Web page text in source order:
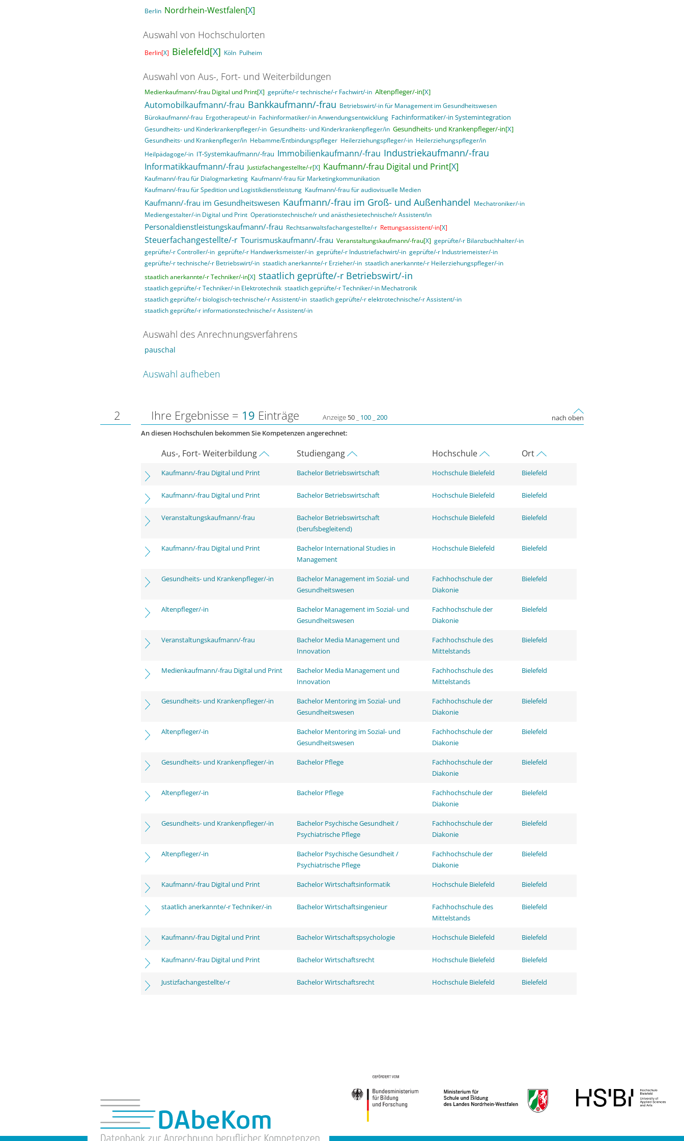
Berlin Nordrhein-Westfalen[X]
Auswahl von Hochschulorten
Berlin[X] Bielefeld[X] Köln Pulheim
Auswahl von Aus-, Fort- und Weiterbildungen
Medienkaufmann/-frau Digital und Print[X] geprüfte/-r technische/-r Fachwirt/-in Altenpfleger/-in[X]
Automobilkaufmann/-frau Bankkaufmann/-frau Betriebswirt/-in für Management im Gesundheitswesen
Bürokaufmann/-frau Ergotherapeut/-in Fachinformatiker/-in Anwendungsentwicklung Fachinformatiker/-in Systemintegration
Gesundheits- und Kinderkrankenpfleger/-in Gesundheits- und Kinderkrankenpfleger/in Gesundheits- und Krankenpfleger/-in[X]
Gesundheits- und Krankenpfleger/in Hebamme/Entbindungspfleger Heilerziehungspfleger/-in Heilerziehungspfleger/in
Heilpädagoge/-in IT-Systemkaufmann/-frau Immobilienkaufmann/-frau Industriekaufmann/-frau
Informatikkaufmann/-frau Justizfachangestellte/-r[X] Kaufmann/-frau Digital und Print[X]
Kaufmann/-frau für Dialogmarketing Kaufmann/-frau für Marketingkommunikation
Kaufmann/-frau für Spedition und Logistikdienstleistung Kaufmann/-frau für audiovisuelle Medien
Kaufmann/-frau im Gesundheitswesen Kaufmann/-frau im Groß- und Außenhandel Mechatroniker/-in
Mediengestalter/-in Digital und Print Operationstechnische/r und anästhesietechnische/r Assistent/in
Personaldienstleistungskaufmann/-frau Rechtsanwaltsfachangestellte/-r Rettungsassistent/-in[X]
Steuerfachangestellte/-r Tourismuskaufmann/-frau Veranstaltungskaufmann/-frau[X] geprüfte/-r Bilanzbuchhalter/-in
geprüfte/-r Controller/-in geprüfte/-r Handwerksmeister/-in geprüfte/-r Industriefachwirt/-in geprüfte/-r Industriemeister/-in
geprüfte/-r technische/-r Betriebswirt/-in staatlich anerkannte/-r Erzieher/-in staatlich anerkannte/-r Heilerziehungspfleger/-in
staatlich anerkannte/-r Techniker/-in[X] staatlich geprüfte/-r Betriebswirt/-in
staatlich geprüfte/-r Techniker/-in Elektrotechnik staatlich geprüfte/-r Techniker/-in Mechatronik
staatlich geprüfte/-r biologisch-technische/-r Assistent/-in staatlich geprüfte/-r elektrotechnische/-r Assistent/-in
staatlich geprüfte/-r informationstechnische/-r Assistent/-in
Auswahl des Anrechnungsverfahrens
pauschal
Auswahl aufheben
2 Ihre Ergebnisse = 19 Einträge Anzeige 50 100 200
nach oben
An diesen Hochschulen bekommen Sie Kompetenzen angerechnet:
Aus-, Fort- Weiterbildung Studiengang Hochschule Ort
Kaufmann/-frau Digital und Print Bachelor Betriebswirtschaft Hochschule Bielefeld Bielefeld
Kaufmann/-frau Digital und Print Bachelor Betriebswirtschaft Hochschule Bielefeld Bielefeld
Veranstaltungskaufmann/-frau
Bachelor Betriebswirtschaft
(berufsbegleitend)
Hochschule Bielefeld Bielefeld
Kaufmann/-frau Digital und Print
Bachelor International Studies in
Management
Hochschule Bielefeld Bielefeld
Gesundheits- und Krankenpfleger/-in
Bachelor Management im Sozial- und
Gesundheitswesen
Fachhochschule der
Diakonie
Bielefeld
Altenpfleger/-in
Bachelor Management im Sozial- und
Gesundheitswesen
Fachhochschule der
Diakonie
Bielefeld
Veranstaltungskaufmann/-frau
Bachelor Media Management und
Innovation
Fachhochschule des
Mittelstands
Bielefeld
Medienkaufmann/-frau Digital und Print
Bachelor Media Management und
Innovation
Fachhochschule des
Mittelstands
Bielefeld
Gesundheits- und Krankenpfleger/-in
Bachelor Mentoring im Sozial- und
Gesundheitswesen
Fachhochschule der
Diakonie
Bielefeld
Altenpfleger/-in
Bachelor Mentoring im Sozial- und
Gesundheitswesen
Fachhochschule der
Diakonie
Bielefeld
Gesundheits- und Krankenpfleger/-in Bachelor Pflege
Fachhochschule der
Diakonie
Bielefeld
Altenpfleger/-in Bachelor Pflege
Fachhochschule der
Diakonie
Bielefeld
Gesundheits- und Krankenpfleger/-in
Bachelor Psychische Gesundheit /
Psychiatrische Pflege
Fachhochschule der
Diakonie
Bielefeld
Altenpfleger/-in
Bachelor Psychische Gesundheit /
Psychiatrische Pflege
Fachhochschule der
Diakonie
Bielefeld
Kaufmann/-frau Digital und Print Bachelor Wirtschaftsinformatik Hochschule Bielefeld Bielefeld
staatlich anerkannte/-r Techniker/-in Bachelor Wirtschaftsingenieur
Fachhochschule des
Mittelstands
Bielefeld
Kaufmann/-frau Digital und Print Bachelor Wirtschaftspsychologie Hochschule Bielefeld Bielefeld
Kaufmann/-frau Digital und Print Bachelor Wirtschaftsrecht Hochschule Bielefeld Bielefeld
Justizfachangestellte/-r Bachelor Wirtschaftsrecht Hochschule Bielefeld Bielefeld